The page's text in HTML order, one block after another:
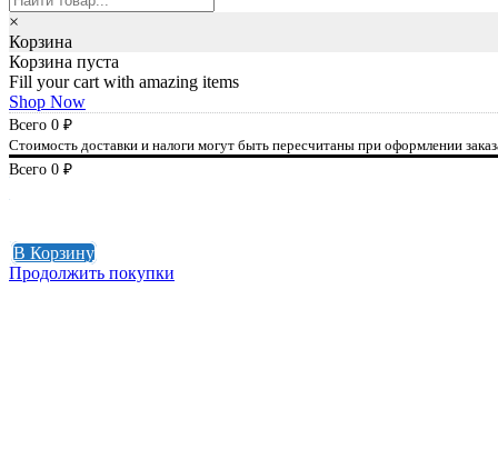
×
Корзина
Корзина пуста
Fill your cart with amazing items
Shop Now
Всего 0 ₽
Стоимость доставки и налоги могут быть пересчитаны при оформлении
Всего 0 ₽
В Корзину
Продолжить покупки